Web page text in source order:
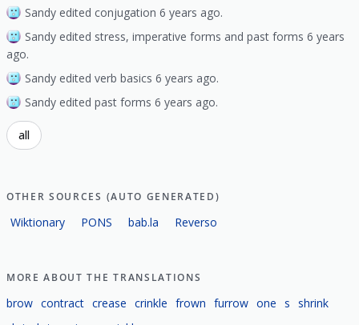
Sandy edited conjugation 6 years ago.
Sandy edited stress, imperative forms and past forms 6 years
ago.
Sandy edited verb basics 6 years ago.
Sandy edited past forms 6 years ago.
all
OTHER SOURCES (AUTO GENERATED)
Wiktionary PONS bab.la Reverso
MORE ABOUT THE TRANSLATIONS
brow contract crease crinkle frown furrow one s shrink